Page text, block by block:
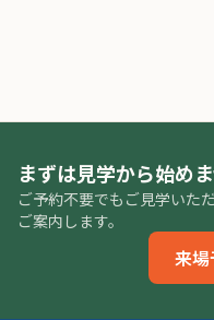
まずは見学から始め
ご予約不要でもご見学いた
ご案内します。
来